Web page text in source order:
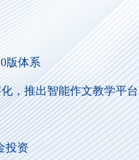
版体系
，推出智能作文教学平台
投资